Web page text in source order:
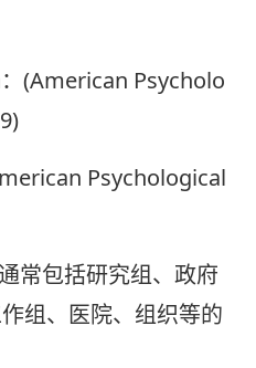
(American Psycholo
Psychological
常包括研究组、政府
组、医院、组织等的